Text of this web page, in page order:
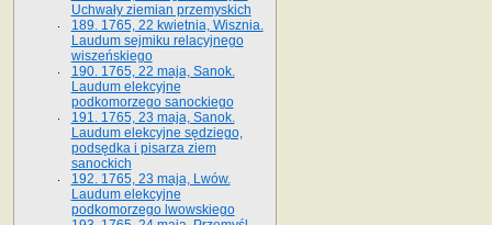
Uchwały ziemian przemyskich
189. 1765, 22 kwietnia, Wisznia.
Laudum sejmiku relacyjnego
wiszeńskiego
190. 1765, 22 maja, Sanok.
Laudum elekcyjne
podkomorzego sanockiego
191. 1765, 23 maja, Sanok.
Laudum elekcyjne sędziego,
podsędka i pisarza ziem
sanockich
192. 1765, 23 maja, Lwów.
Laudum elekcyjne
podkomorzego lwowskiego